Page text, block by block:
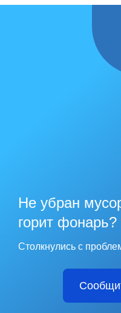
Не убран
горит фонарь?
Столкнулись с